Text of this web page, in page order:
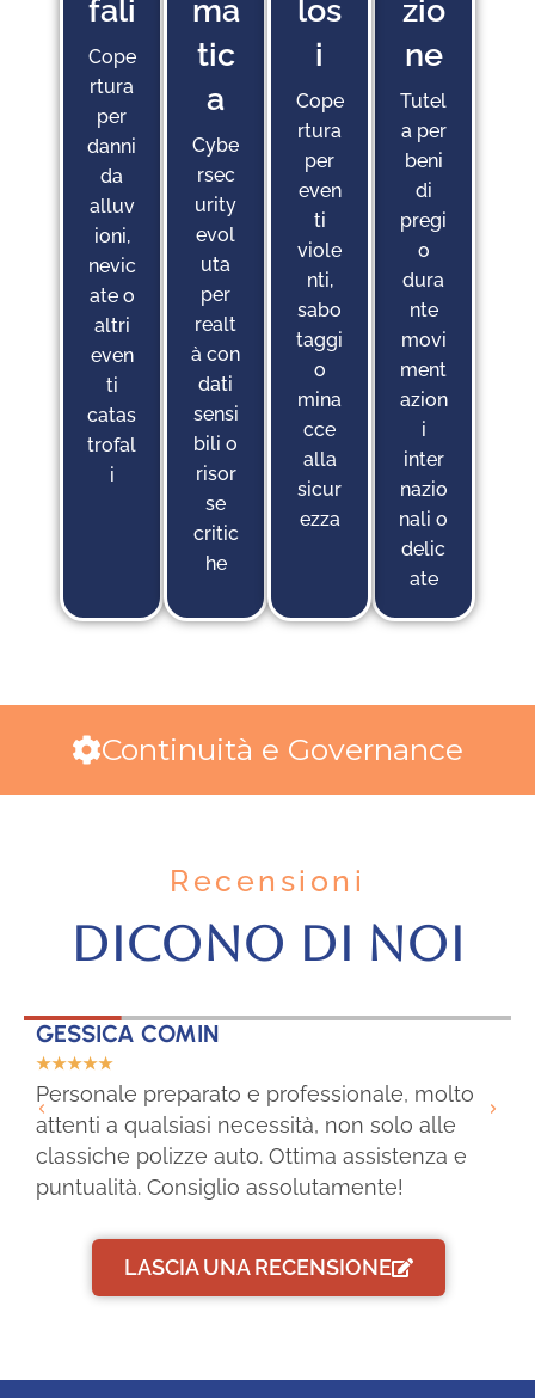
Continuità e Governance
Fali
Cope
rtura
per
danni
da
alluv
ioni,
nevic
ate o
altri
even
ti
catas
trofal
i
Zio
Ne
Tutel
a per
beni
di
pregi
o
dura
nte
movi
ment
azion
i
inter
nazio
nali o
delic
ate
Ma
Tic
A
Cybe
rsec
urity
evol
uta
per
realt
à con
dati
sensi
bili o
risor
se
critic
he
Los
I
Cope
rtura
per
even
ti
viole
nti,
sabo
taggi
o
mina
cce
alla
sicur
ezza
Recensioni
DICONO DI NOI
GESSICA COMIN
☆☆☆☆☆
Personale preparato e professionale, molto
attenti a qualsiasi necessità, non solo alle
classiche polizze auto. Ottima assistenza e
puntualità. Consiglio assolutamente!
LASCIA UNA RECENSIONE